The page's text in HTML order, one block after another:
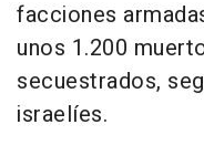
facciones
unos 1.200
secuestrados,
israelíes.